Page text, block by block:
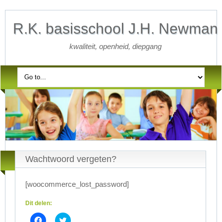
R.K. basisschool J.H. Newman
kwaliteit, openheid, diepgang
Wachtwoord vergeten?
[woocommerce_lost_password]
Dit delen:
Klik Click